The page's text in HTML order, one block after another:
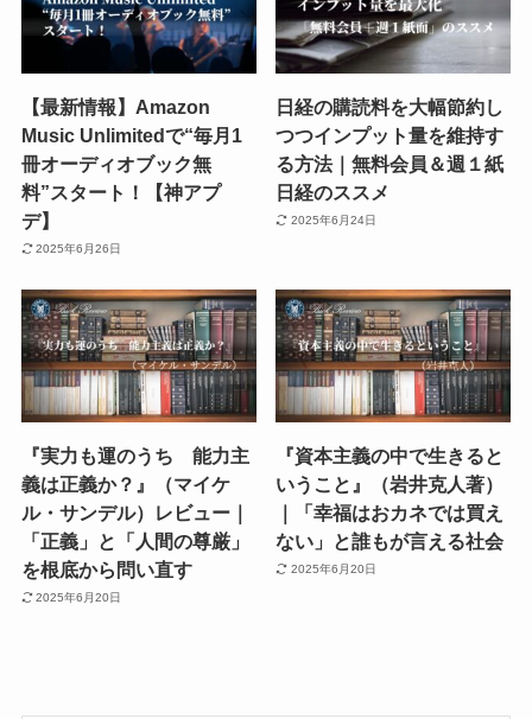
【最新情報】Amazon
Music Unlimitedで“毎月1
冊オーディオブック無
料”スタート！【神アプ
デ】
2025年6月26日
日経の購読料を大幅節約し
つつインプット量を維持す
る方法｜無料会員＆週１紙
日経のススメ
2025年6月24日
『実力も運のうち 能力主
義は正義か？』（マイケ
ル・サンデル）レビュー｜
「正義」と「人間の尊厳」
を根底から問い直す
2025年6月20日
『資本主義の中で生きると
いうこと』（岩井克人著）
｜「幸福はおカネでは買え
ない」と誰もが言える社会
2025年6月20日